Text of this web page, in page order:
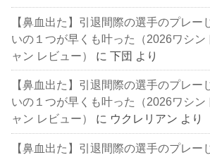
【鼻血出た】引退間際の選手のプレー
いの１つが早くも叶った（2026ワシン
ャン レビュー）
に下団 より
【鼻血出た】引退間際の選手のプレー
いの１つが早くも叶った（2026ワシン
ャン レビュー）
に ウクレリアン より
【鼻血出た】引退間際の選手のプレー